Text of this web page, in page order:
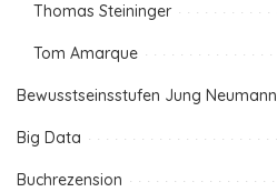
Thomas Steininger
Tom Amarque
Bewusstseinsstufen Jung Neumann
Big Data
Buchrezension